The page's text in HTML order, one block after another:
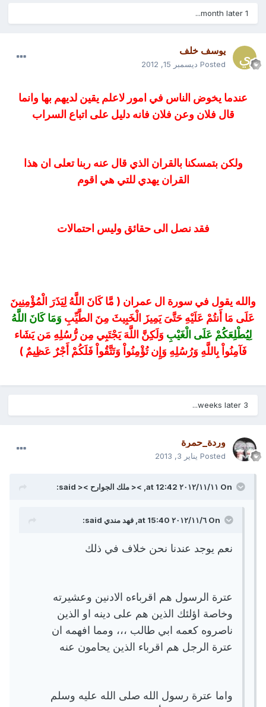
يوسف خلف
Posted ديسمبر 15, 2012
عندما يخوض الناس في امور لاعلم يقين لديهم بها وانما
قال فلان وعن فلان فانه دليل على اتباع السراب
ولكن بتمسكنا بالقران الذي قال عنه ربنا تعلى ان هذا
القران يهدي للتي هي اقوم
فقد نصل الى حقائق وليس احتمالات
والله يقول في سورة ال عمران ( مَّا كَانَ اللَّهُ لِيَذَرَ الْمُؤْمِنِينَ
عَلَى مَا أَنتُمْ عَلَيْهِ حَتَّىَ يَمِيزَ الْخَبِيثَ مِنَ الطَّيِّبِ وَمَا كَانَ اللَّهُ
لِيُطْلِعَكُمْ عَلَى الْغَيْبِ وَلَكِنَّ اللَّهَ يَجْتَبِي مِن رُّسُلِهِ مَن يَشَاء
فَآمِنُواْ بِاللَّهِ وَرُسُلِهِ وَإِن تُؤْمِنُواْ وَتَتَّقُواْ فَلَكُمْ أَجْرٌ عَظِيمٌ )
3 weeks later...
وردة_حمرة
Posted يناير 3, 2013
On ١١‏/١١‏/٢٠١٢ at 12:42, >< ملك الجوارح >< said:
On ٦‏/١١‏/٢٠١٢ at 15:40, فهد مندي said:
نعم يوجد عندنا نحن خلاف في ذلك
عترة الرسول هم اقرباءه الادنين وعشيرته
وخاصة اؤلئك الذين هم على دينه او الذين
ناصروه كعمه ابي طالب ،،، ومما افهمه ان
عترة الرجل هم اقرباء الذين يحامون عنه
واما عترة رسول الله صلى الله عليه وسلم